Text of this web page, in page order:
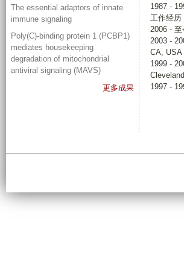
1987 -
工作经历
2006 -
2003 -
CA, USA
1999 -
1997 -
The essential adaptors of innate
immune signaling
Poly(C)-binding protein 1 (PCBP1)
mediates housekeeping
degradation of mitochondrial
antiviral signaling (MAVS)
更多成果